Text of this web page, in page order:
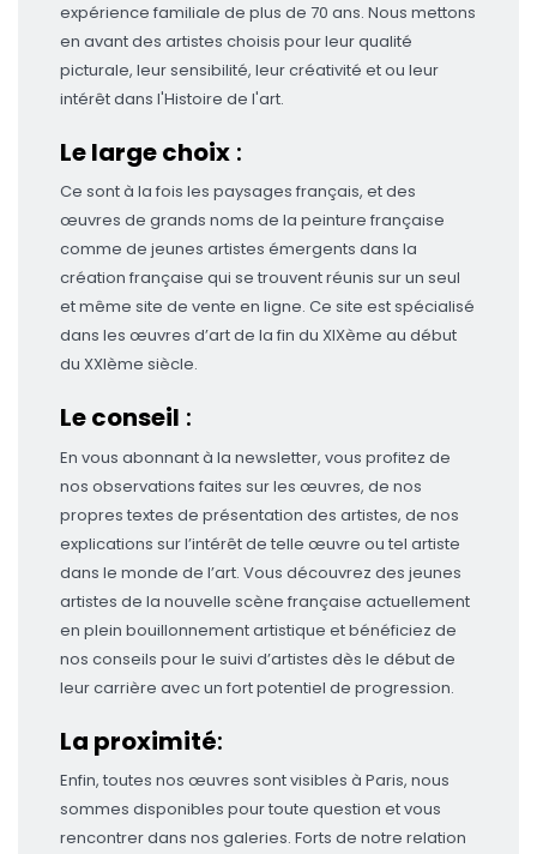
expérience familiale de plus de 70 ans. Nous mettons
en avant des artistes choisis pour leur qualité
picturale, leur sensibilité, leur créativité et ou leur
intérêt dans l'Histoire de l'art.
Le large choix :
Ce sont à la fois les paysages français, et des
œuvres de grands noms de la peinture française
comme de jeunes artistes émergents dans la
création française qui se trouvent réunis sur un seul
et même site de vente en ligne. Ce site est spécialisé
dans les œuvres d’art de la fin du XIXème au début
du XXIème siècle.
Le conseil :
En vous abonnant à la newsletter, vous profitez de
nos observations faites sur les œuvres, de nos
propres textes de présentation des artistes, de nos
explications sur l’intérêt de telle œuvre ou tel artiste
dans le monde de l’art. Vous découvrez des jeunes
artistes de la nouvelle scène française actuellement
en plein bouillonnement artistique et bénéficiez de
nos conseils pour le suivi d’artistes dès le début de
leur carrière avec un fort potentiel de progression.
La proximité:
Enfin, toutes nos œuvres sont visibles à Paris, nous
sommes disponibles pour toute question et vous
rencontrer dans nos galeries. Forts de notre relation